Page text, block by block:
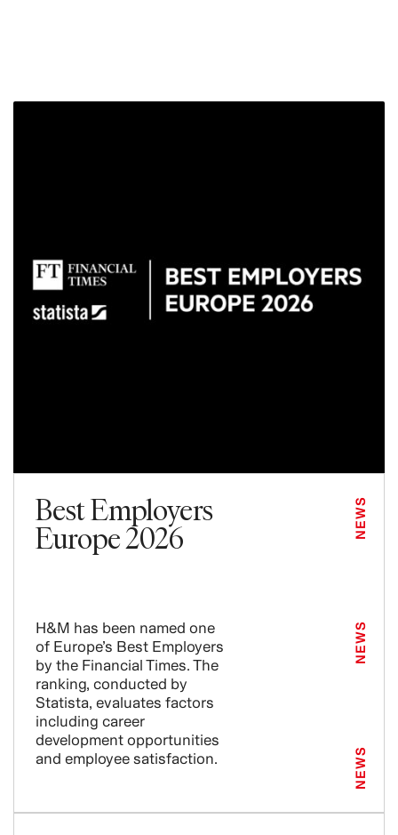
Best Employers
Europe 2026
H&M has been named one
of Europe’s Best Employers
by the Financial Times. The
ranking, conducted by
Statista, evaluates factors
including career
development opportunities
and employee satisfaction.
NEWS
NEWS
NEWS